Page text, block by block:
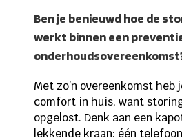
Ben je benieuwd hoe de
werkt binnen een
Met zo’n overeenkomst heb
comfort in huis, want
opgelost. Denk aan een
lekkende kraan: één